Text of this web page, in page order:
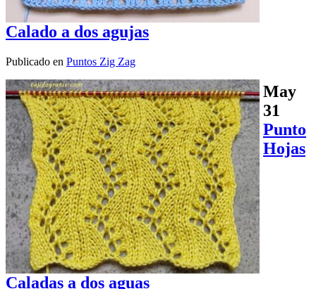
Calado a dos agujas
Publicado en Puntos Zig Zag
May
31
Punto
Hojas
Caladas a dos aguas